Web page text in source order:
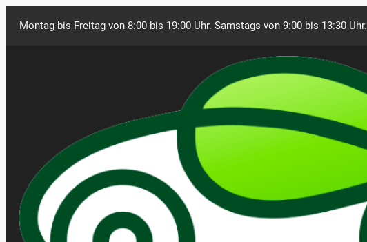
Montag bis Freitag von 8:00 bis 19:00 Uhr. Samstags von 9:00 bis 13:30 Uhr.